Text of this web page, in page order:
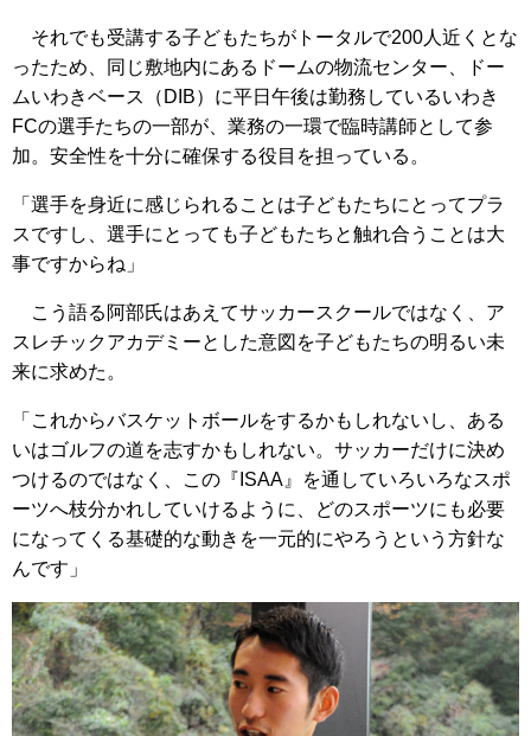
それでも受講する子どもたちがトータルで200人近くとな
ったため、同じ敷地内にあるドームの物流センター、ドー
ムいわきベース（DIB）に平日午後は勤務しているいわき
FCの選手たちの一部が、業務の一環で臨時講師として参
加。安全性を十分に確保する役目を担っている。
「選手を身近に感じられることは子どもたちにとってプラ
スですし、選手にとっても子どもたちと触れ合うことは大
事ですからね」
こう語る阿部氏はあえてサッカースクールではなく、ア
スレチックアカデミーとした意図を子どもたちの明るい未
来に求めた。
「これからバスケットボールをするかもしれないし、ある
いはゴルフの道を志すかもしれない。サッカーだけに決め
つけるのではなく、この『ISAA』を通していろいろなスポ
ーツへ枝分かれしていけるように、どのスポーツにも必要
になってくる基礎的な動きを一元的にやろうという方針な
んです」